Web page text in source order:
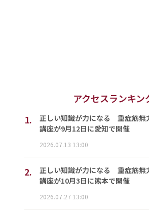
アクセスランキン
1.
正しい知識が力になる 重症筋無
講座が9月12日に愛知で開催
2026.07.13 13:00
2.
正しい知識が力になる 重症筋無
講座が10月3日に熊本で開催
2026.07.27 13:00